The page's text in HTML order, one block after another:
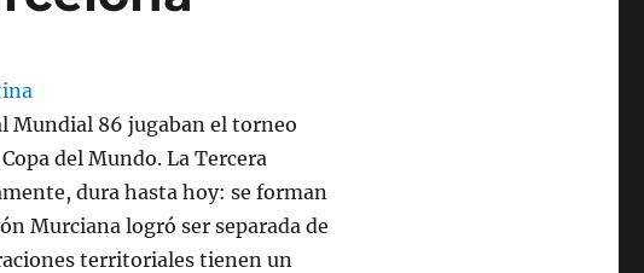
Mundial 86 jugaban el torneo
del Mundo. La Tercera
dura hasta hoy: se forman
Murciana logró ser separada de
territoriales tienen un